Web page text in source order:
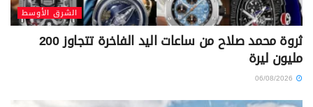
الشرق الأوسط
ثروة محمد صلاح من ساعات اليد الفاخرة تتجاوز 200
مليون ليرة